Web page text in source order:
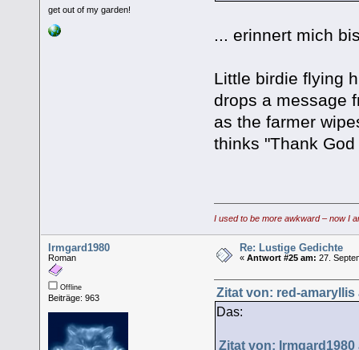
get out of my garden!
... erinnert mich
Little birdie flying
drops a message
as the farmer
thinks "Thank
I used to be more awkward – now I
Irmgard1980
Roman
Offline
Beiträge: 963
Re: Lustige Gedichte
«Antwort #25 am: 27.
Zitat von: red-amaryllis
Das:
Zitat von: Irmgard1980